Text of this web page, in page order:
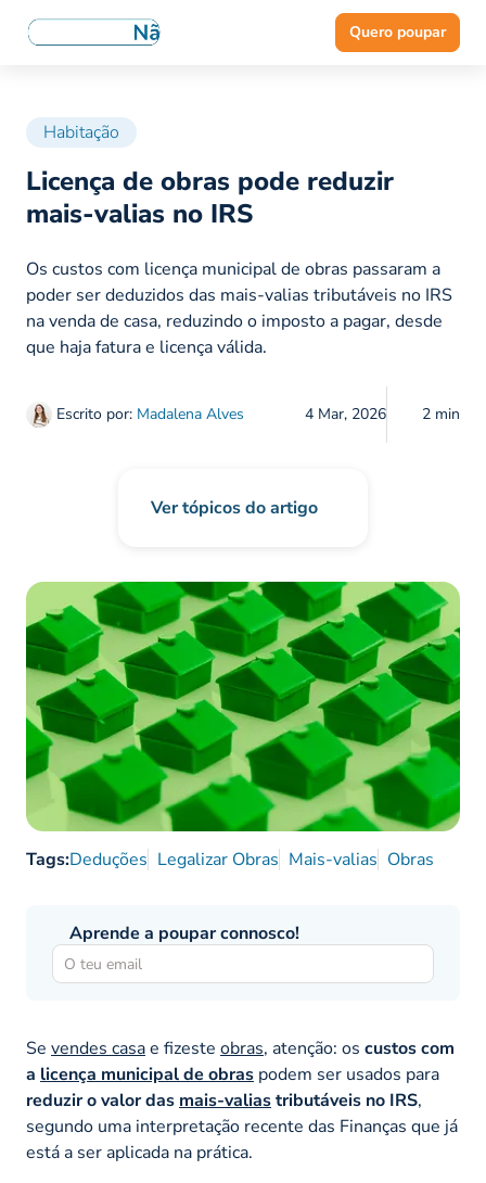
Quero poupar
Habitação
Licença de obras pode reduzir
mais-valias no IRS
Escrito por: Madalena Alves 4 Mar, 2026 2 min
Os custos com licença municipal de obras passaram a
poder ser deduzidos das mais-valias tributáveis no IRS
na venda de casa, reduzindo o imposto a pagar, desde
que haja fatura e licença válida.
Ver tópicos do artigo
Tags:Deduções Legalizar Obras Mais-valias Obras
Aprende a poupar connosco!
Se vendes casae fizeste obras, atenção: os custos com
a licença municipal de obras podem ser usados para
reduzir o valor das mais-valiastributáveis no IRS,
segundo uma interpretação recente das Finanças que já
está a ser aplicada na prática.